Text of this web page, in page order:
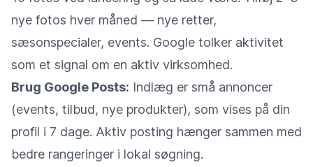
nye fotos hver måned — nye retter,
sæsonspecialer, events. Google tolker aktivitet
som et signal om en aktiv virksomhed.
Brug Google Posts: Indlæg er små annoncer
(events, tilbud, nye produkter), som vises på din
profil i 7 dage. Aktiv posting hænger sammen med
bedre rangeringer i lokal søgning.